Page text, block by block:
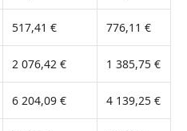
517,41 € 776,11 €
2 076,42 € 1 385,75 €
6 204,09 € 4 139,25 €